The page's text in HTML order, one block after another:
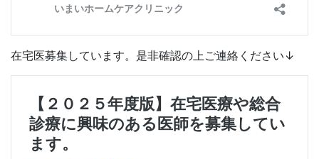
在宅医募集しています。是非確認の上ご連絡ください↓